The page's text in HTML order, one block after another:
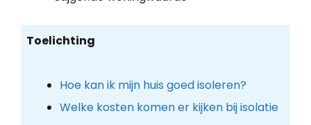
Toelichting
Hoe kan ik mijn huis goed isoleren?
Welke kosten komen er kijken bij isolatie